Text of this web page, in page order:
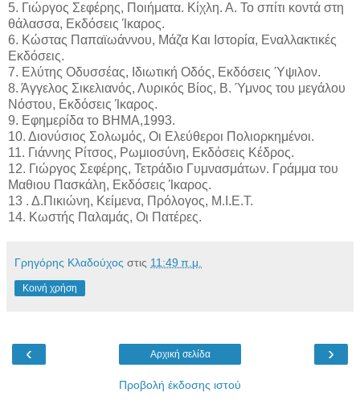
5. Γιώργος Σεφέρης, Ποιήματα. Κίχλη. Α. Το σπίτι κοντά στη
θάλασσα, Εκδόσεις Ίκαρος.
6. Κώστας Παπαϊωάννου, Μάζα Και Ιστορία, Εναλλακτικές
Εκδόσεις.
7. Ελύτης Οδυσσέας, Ιδιωτική Οδός, Εκδόσεις Ύψιλον.
8. Άγγελος Σικελιανός, Λυρικός Bίος, B. Ύμνος του μεγάλου
Nόστου, Εκδόσεις Ίκαρος.
9. Εφημερίδα το ΒΗΜΑ,1993.
10. Διονύσιος Σολωμός, Οι Ελεύθεροι Πολιορκημένοι.
11. Γιάννης Ρίτσος, Ρωμιοσύνη, Εκδόσεις Κέδρος.
12. Γιώργος Σεφέρης, Τετράδιο Γυμνασμάτων. Γράμμα του
Μαθιου Πασκάλη, Εκδόσεις Ίκαρος.
13 . Δ.Πικιώνη, Κείμενα, Πρόλογος, Μ.Ι.Ε.Τ.
14. Κωστής Παλαμάς, Οι Πατέρες.
Γρηγόρης Κλαδούχος στις 11:49 π.μ.
Κοινή χρήση
‹ ›
Αρχική σελίδα
Προβολή έκδοσης ιστού